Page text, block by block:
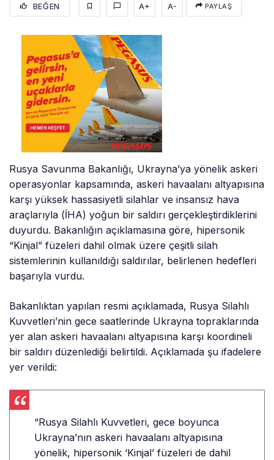
BEĞEN A+ A- PAYLAŞ
Rusya Savunma Bakanlığı, Ukrayna’ya yönelik askeri
operasyonlar kapsamında, askeri havaalanı altyapısına
karşı yüksek hassasiyetli silahlar ve insansız hava
araçlarıyla (İHA) yoğun bir saldırı gerçekleştirdiklerini
duyurdu. Bakanlığın açıklamasına göre, hipersonik
“Kinjal” füzeleri dahil olmak üzere çeşitli silah
sistemlerinin kullanıldığı saldırılar, belirlenen hedefleri
başarıyla vurdu.
Bakanlıktan yapılan resmi açıklamada, Rusya Silahlı
Kuvvetleri’nin gece saatlerinde Ukrayna topraklarında
yer alan askeri havaalanı altyapısına karşı koordineli
bir saldırı düzenlediği belirtildi. Açıklamada şu ifadelere
yer verildi:
“Rusya Silahlı Kuvvetleri, gece boyunca
Ukrayna’nın askeri havaalanı altyapısına
yönelik, hipersonik ‘Kinjal’ füzeleri de dahil